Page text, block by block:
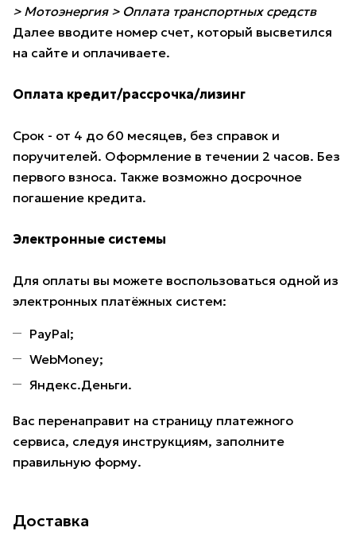
> Мотоэнергия > Оплата транспортных средств
Далее вводите номер счет, который высветился
на сайте и оплачиваете.
Оплата кредит/рассрочка/лизинг
Срок - от 4 до 60 месяцев, без справок и
поручителей. Оформление в течении 2 часов. Без
первого взноса. Также возможно досрочное
погашение кредита.
Электронные системы
Для оплаты вы можете воспользоваться одной из
электронных платёжных систем:
PayPal;
WebMoney;
Яндекс.Деньги.
Вас перенаправит на страницу платежного
сервиса, следуя инструкциям, заполните
правильную форму.
Доставка